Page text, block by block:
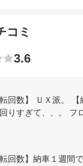
コミ
3.6
回数】 ＵＸ派。
りすぎて、、。 フ
回数】納車１週間